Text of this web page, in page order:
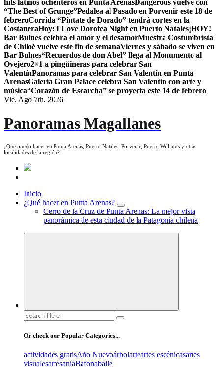
hits latinos ochenteros en Punta ArenasDangerous vuelve con
“The Best of Grunge”Pedalea al Pasado en Porvenir este 18 de
febreroCorrida “Píntate de Dorado” tendrá cortes en la
CostaneraHoy: I Love Dorotea Night en Puerto Natales¡HOY!
Bar Bulnes celebra el amor y el desamorMuestra Costumbrista
de Chiloé vuelve este fin de semanaViernes y sábado se viven en
Bar Bulnes“Recuerdos de don Abel” llega al Monumento al
Ovejero2×1 a pingüineras para celebrar San
ValentínPanoramas para celebrar San Valentín en Punta
ArenasGalería Gran Palace celebra San Valentín con arte y
música“Corazón de Escarcha” se proyecta este 14 de febrero
Vie. Ago 7th, 2026
Panoramas Magallanes
¿Qué puedo hacer en Punta Arenas, Puerto Natales, Porvenir, Puerto Williams y otras
localidades de la región?
Inicio
¿Qué hacer en Punta Arenas?
Cerro de la Cruz de Punta Arenas: La mejor vista
panorámica de esta ciudad de la Patagonia chilena
Search
for:
Or check our Popular Categories...
actividades gratisAño Nuevoárbolarteartes escénicasartes
visualesartesaniaBafonabaile